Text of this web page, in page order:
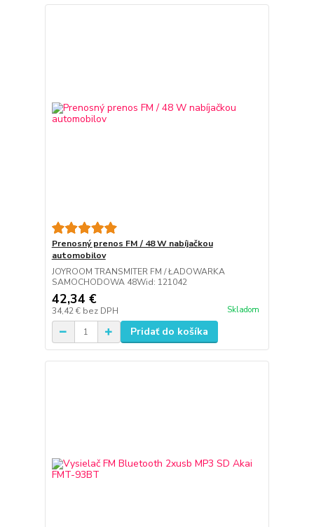
Prenosný prenos FM / 48 W nabíjačkou
automobilov
JOYROOM TRANSMITER FM / ŁADOWARKA
SAMOCHODOWA 48Wid: 121042
42,34 €
34,42 € bez DPH Skladom
Pridať do košíka